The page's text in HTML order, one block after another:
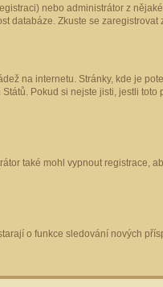
nebo administrátor z
databáze. Zkuste se zaregistrovat
na internetu. Stránky, kde je
Pokud si nejste jisti, jestli
také mohl vypnout registrace,
o funkce sledování nových